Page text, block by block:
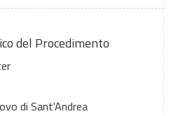
del Procedimento
di Sant'Andrea